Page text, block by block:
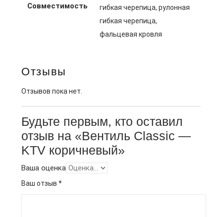
Совместимость
гибкая черепица, рулонная
гибкая черепица,
фальцевая кровля
Отзывы
Отзывов пока нет.
Будьте первым, кто оставил
отзыв на «Вентиль Classic —
KTV коричневый»
Ваша оценка
Ваш отзыв *